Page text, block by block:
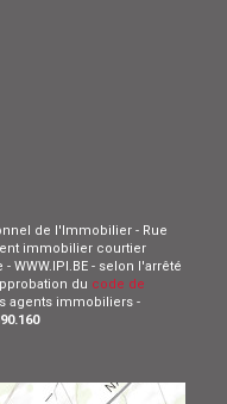
de l'Immobilier - Rue
immobilier courtier
WWW.IPI.BE - selon l'arrêté
du code de
agents immobiliers -